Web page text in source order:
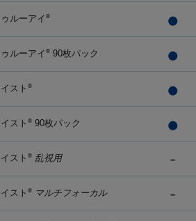
ゥルーアイ ®
ゥルーアイ ® 90枚パック
スト ®
スト ® 90枚パック
スト ® 乱視用
スト ® マルチフォーカル